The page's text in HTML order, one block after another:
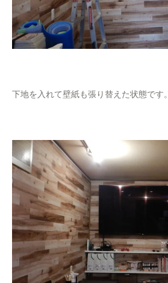
下地を入れて壁紙も張り替えた状態です。